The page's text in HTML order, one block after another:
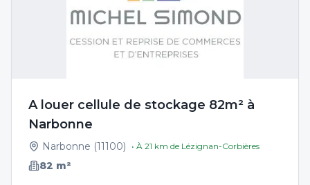
A louer cellule de stockage 82m² à
Narbonne
Narbonne (11100) • À 21 km de Lézignan-Corbières
82 m²